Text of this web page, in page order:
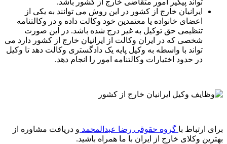
تواند پیگیر امور متقاضی خارج از کشور باشد.
ایرانیان خارج از کشور در این روش می توانند به یکی از
اعضای خانواده یا معتمدین خود وکالت داده و در وکالتنامه
تنظیمی حق توکیل به غیر درج شده باشد. در این صورت
شخصی که در ایران وکالت از ایرانیان خارج از کشور دارد می
تواند با واسطه به وکیل پایه یک دادگستری وکالت دهد تا وکیل
در حدود اختیارات وکالتنامه امور را انجام دهد.
برای ارتباط با گروه حقوقی رضا عبدالمحمد و دریافت مشاوره از
بهترین وکلای خارج از ایران با ما همراه باشید.